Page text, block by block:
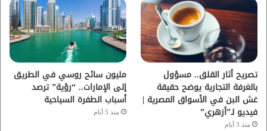
تصريح أثار القلق.. مسؤول
بالغرفة التجارية يوضح حقيقة
غش البن في الأسواق المصرية |
فيديو لـ”أزهري”
منذ 3 أيام
مليون سائح روسي في الطريق
إلى الإمارات.. “رؤية” ترصد
أسباب الطفرة السياحية
منذ 5 أيام